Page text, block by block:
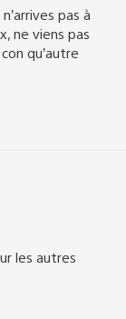
pas à
ne viens pas
qu’autre
les autres